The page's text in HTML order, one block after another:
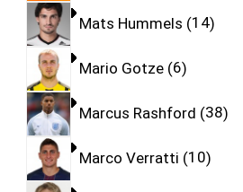
Mats Hummels 14
Mario Gotze 6
Marcus Rashford 38
Marco Verratti 10